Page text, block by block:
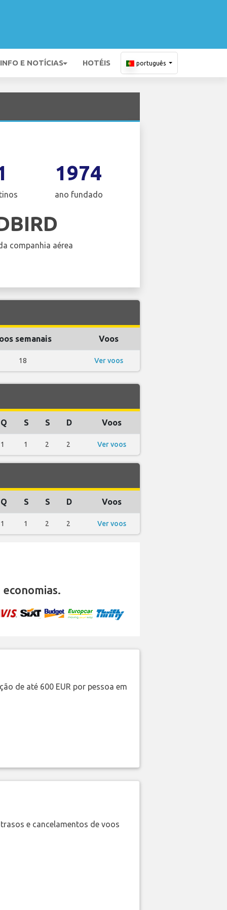
INFO E NOTÍCIAS HOTÉIS português
1974
ano fundado
companhia aérea
semanais Voos
18 Ver voos
Q S S D Voos
1 1 2 2 Ver voos
Q S S D Voos
1 1 2 2 Ver voos
de até 600 EUR por pessoa em
e cancelamentos de voos